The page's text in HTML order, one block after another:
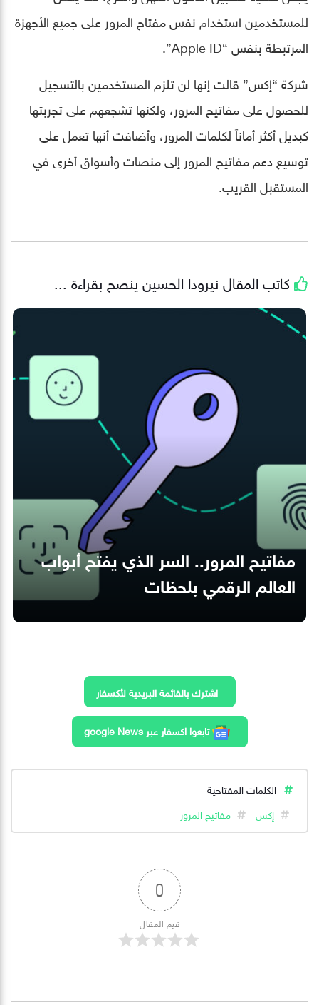
للمستخدمين استخدام نفس مفتاح المرور على جميع الأجهزة
المرتبطة بنفس “Apple ID”.
شركة “إكس” قالت إنها لن تلزم المستخدمين بالتسجيل
للحصول على مفاتيح المرور، ولكنها تشجعهم على تجربتها
كبديل أكثر أماناً لكلمات المرور، وأضافت أنها تعمل على
توسيع دعم مفاتيح المرور إلى منصات وأسواق أخرى في
المستقبل القريب.
كاتب المقال نيرودا الحسين ينصح بقراءة ...
مفاتيح المرور.. السر الذي يفتح أبواب
العالم الرقمي بلحظات
اشترك بالقائمة البريدية لأكسفار
تابعوا اكسفار عبر google News
الكلمات المفتاحية
إكس
مفاتيح المرور
0
قيم المقال